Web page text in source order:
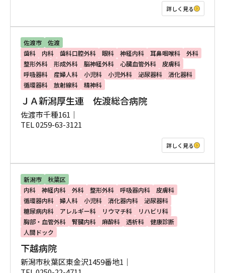
詳しく見る
佐渡市
佐渡
歯科
内科 歯科口腔外科 眼科 神経内科 耳鼻咽喉科
外科
整形外科
形成外科 脳神経外科 心臓血管外科
皮膚科
呼吸器科
産婦人科 小児科 小児外科 泌尿器科
消化器科
循環器科
放射線科 精神科
ＪＡ新潟厚生連 佐渡総合病院
佐渡市千種161｜
TEL 0259-63-3121
詳しく見る
新潟市
秋葉区
内科
神経内科 外科 整形外科 呼吸器内科
皮膚科
循環器内科
婦人科 小児科 消化器内科
泌尿器科
糖尿病内科
アレルギー科 リウマチ科
リハビリ科
胸部・血管外科
腎臓内科 麻酔科 透析科
健康診断
人間ドック
下越病院
新潟市秋葉区東金沢1459番地1｜